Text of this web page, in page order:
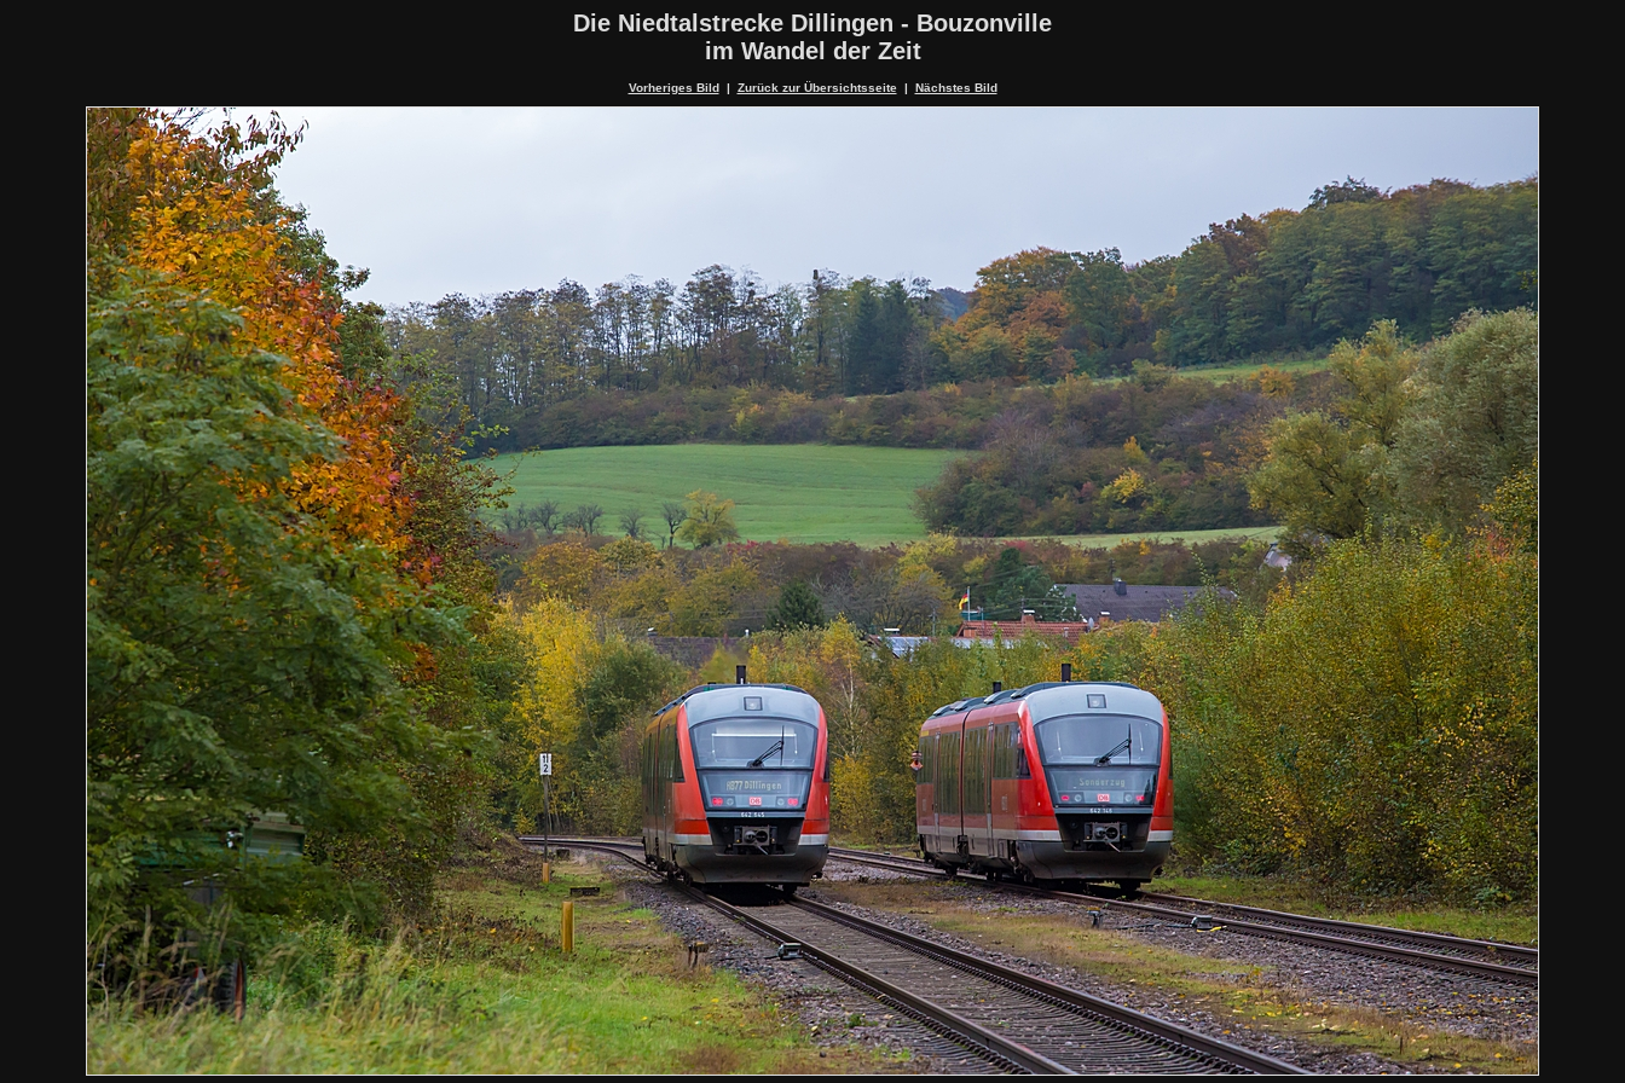
Die Niedtalstrecke Dillingen - Bouzonville
im Wandel der Zeit
Vorheriges Bild Zurück zur Übersichtsseite| Nächstes Bild